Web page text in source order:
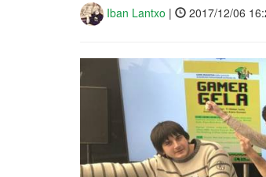
Iban Lantxo | 2017/12/06